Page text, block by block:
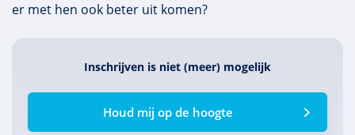
er met hen ook beter uit komen?
Inschrijven is niet (meer) mogelijk
Houd mij op de hoogte